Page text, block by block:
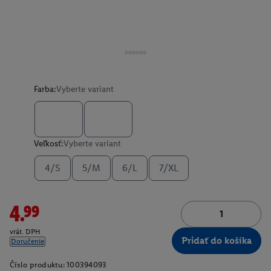
Farba:Vyberte variant
Veľkosť:Vyberte variant
4/S 5/M 6/L 7/XL
4.99
vrát. DPH
Doručenie
Pridať do košíka
Číslo produktu: 100394093